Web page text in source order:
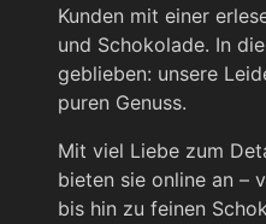
Kunden mit einer
und Schokolade. In
geblieben: unsere
puren Genuss.
Mit viel Liebe zum
bieten sie online an –
bis hin zu feinen